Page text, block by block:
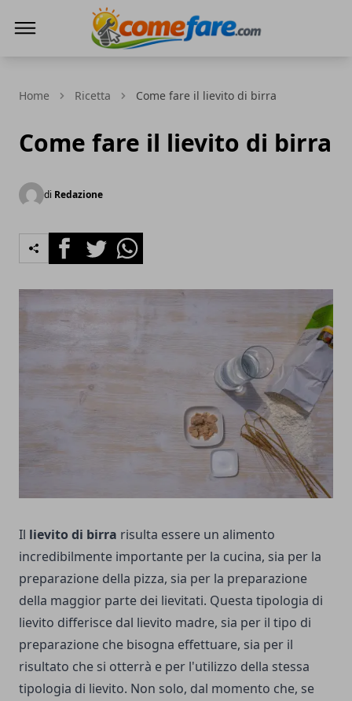
Home Ricetta Come fare il lievito di birra
Come fare il lievito di birra
di Redazione
FacebookTwitterWhatsapp
Il lievito di birra risulta essere un alimento
incredibilmente importante per la cucina, sia per la
preparazione della pizza, sia per la preparazione
della maggior parte dei lievitati. Questa tipologia di
lievito differisce dal lievito madre, sia per il tipo di
preparazione che bisogna effettuare, sia per il
risultato che si otterrà e per l'utilizzo della stessa
tipologia di lievito. Non solo, dal momento che, se